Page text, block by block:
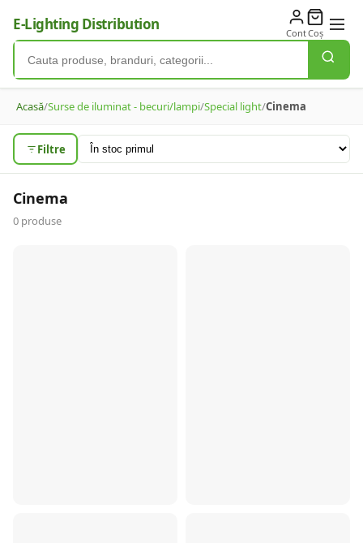
E-Lighting Distribution ContCoș
Acasă/Surse de iluminat - becuri/lampi/Special light/Cinema
Filtre
Cinema
0 produse